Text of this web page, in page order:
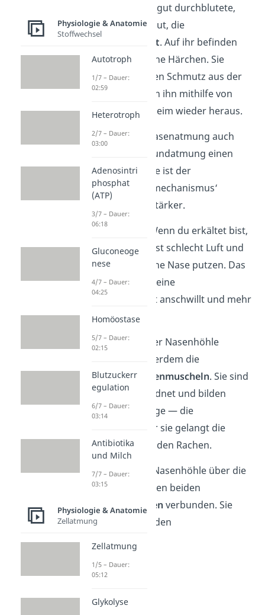
gelingt durch ihre gut durchblutete,
feuchte Schleimhaut, die
Nasenschleimhaut. Auf ihr befinden
sich außerdem feine Härchen. Sie
filtern den gröbsten Schmutz aus der
Luft und befördern ihn mithilfe von
produziertem Schleim wieder heraus.
Deshalb hat die Nasenatmung auch
gegenüber der Mundatmung einen
Vorteil: In der Nase ist der
‚Selbstreinigungsmechanismus‘
nämlich deutlich stärker.
Schon gewusst?
Wenn du erkältet bist,
bekommst du meist schlecht Luft und
musst ständig deine Nase putzen. Das
liegt daran, dass deine
Nasenschleimhaut anschwillt und mehr
Schleim herstellt.
An den Wänden der Nasenhöhle
befinden sich außerdem die
sogenanntenNasenmuscheln. Sie sind
paarweise angeordnet und bilden
verschiedene Gänge — die
Nasengänge. Über sie gelangt die
Atemluft weiter in den Rachen.
Außerdem ist die Nasenhöhle über die
Nasengänge mit den beiden
Nasennebenhöhlen verbunden. Sie
zählst du auch zu den
Atmungsorganen.
Physiologie & Anatomie
Stoffwechsel
Autotroph
1/7 – Dauer:
02:59
Heterotroph
2/7 – Dauer:
03:00
Adenosintri
phosphat
(ATP)
3/7 – Dauer:
06:18
Gluconeoge
nese
4/7 – Dauer:
04:25
Homöostase
5/7 – Dauer:
02:15
Blutzuckerr
egulation
6/7 – Dauer:
03:14
Antibiotika
und Milch
7/7 – Dauer:
03:15
Physiologie & Anatomie
Zellatmung
Zellatmung
1/5 – Dauer:
05:12
Glykolyse